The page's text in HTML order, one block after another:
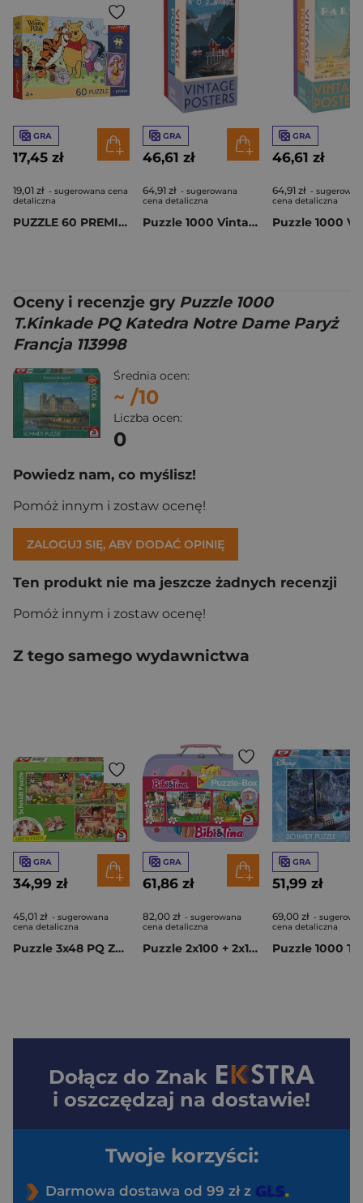
GRA
17,45 zł
19,01 zł - sugerowana cena
detaliczna
PUZZLE 60 PREMIUM PLUS KIDS Uśmiech i miód Kubuś Puchatek 17437
GRA
46,61 zł
64,91 zł - sugerowana
cena detaliczna
Puzzle 1000 Vintage Posters Norway 59208
GRA
46,61 zł
64,91 zł -
cena detaliczna
Oceny i recenzje gry Puzzle 1000
T.Kinkade PQ Katedra Notre Dame Paryż
Francja 113998
Średnia ocen:
~ /10
Liczba ocen:
0
Powiedz nam, co myślisz!
Pomóż innym i zostaw ocenę!
ZALOGUJ SIĘ, ABY DODAĆ OPINIĘ
Ten produkt nie ma jeszcze żadnych recenzji
Pomóż innym i zostaw ocenę!
Z tego samego wydawnictwa
GRA
34,99 zł
45,01 zł - sugerowana
cena detaliczna
Puzzle 3x48 PQ Zwierzęta na farmie 113958
GRA
61,86 zł
82,00 zł - sugerowana
cena detaliczna
Puzzle 2x100 + 2x150 w walizce Bibi&Tina 113955
GRA
51,99 zł
69,00 zł -
cena detaliczna
Dołącz do Znak
i oszczędzaj na dostawie!
Twoje korzyści:
Darmowa dostawa od 99 zł z